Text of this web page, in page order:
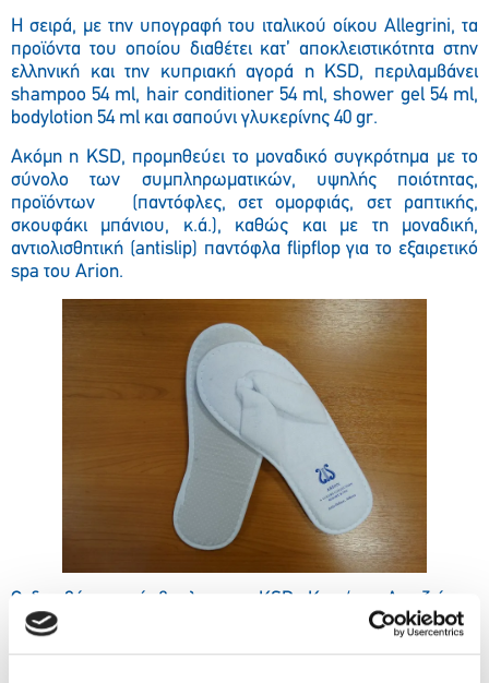
Η σειρά, με την υπογραφή του ιταλικού οίκου Allegrini, τα
προϊόντα του οποίου διαθέτει κατ’ αποκλειστικότητα στην
ελληνική και την κυπριακή αγορά η KSD, περιλαμβάνει
shampoo 54 ml, hair conditioner 54 ml, shower gel 54 ml,
bodylotion 54 ml και σαπούνι γλυκερίνης 40 gr.
Ακόμη η KSD, προμηθεύει το μοναδικό συγκρότημα με το
σύνολο των συμπληρωματικών, υψηλής ποιότητας,
προϊόντων (παντόφλες, σετ ομορφιάς, σετ ραπτικής,
σκουφάκι μπάνιου, κ.ά.), καθώς και με τη μοναδική,
αντιολισθητική (antislip) παντόφλα flipflop για το εξαιρετικό
spa του Arion.
Ο διευθύνων σύμβουλος της KSD, Κων/νος Δεριζιώτης,
μιλώντας για τη συνεργασία αυτή της εταιρίας με το Astir